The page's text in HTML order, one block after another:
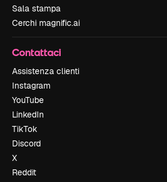
Sala stampa
Cerchi magnific.ai
Contattaci
Assistenza clienti
Instagram
YouTube
LinkedIn
TikTok
Discord
X
Reddit